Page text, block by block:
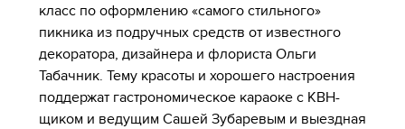
класс по оформлению «самого стильного»
пикника из подручных средств от известного
декоратора, дизайнера и флориста Ольги
Табачник. Тему красоты и хорошего настроения
поддержат гастрономическое караоке с КВН-
щиком и ведущим Сашей Зубаревым и выездная